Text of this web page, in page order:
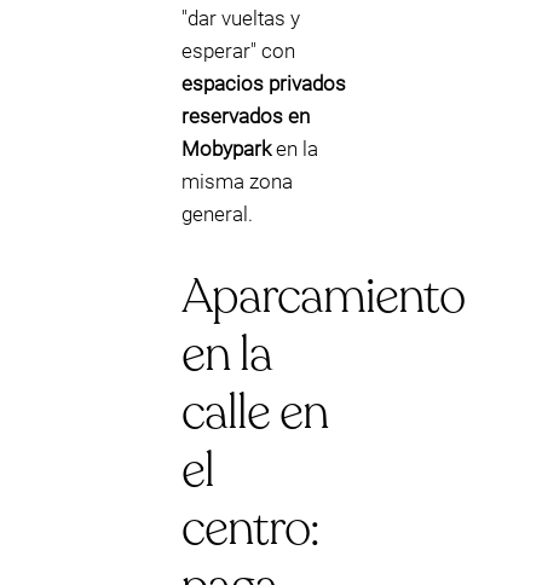
"dar vueltas y
esperar" con
espacios privados
reservados en
Mobyparken la
misma zona
general.
Aparcamiento
en la
calle en
el
centro: